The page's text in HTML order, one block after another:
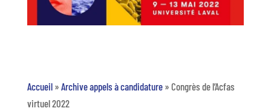
Accueil» Archive appels à candidature» Congrès de l’Acfas
virtuel 2022